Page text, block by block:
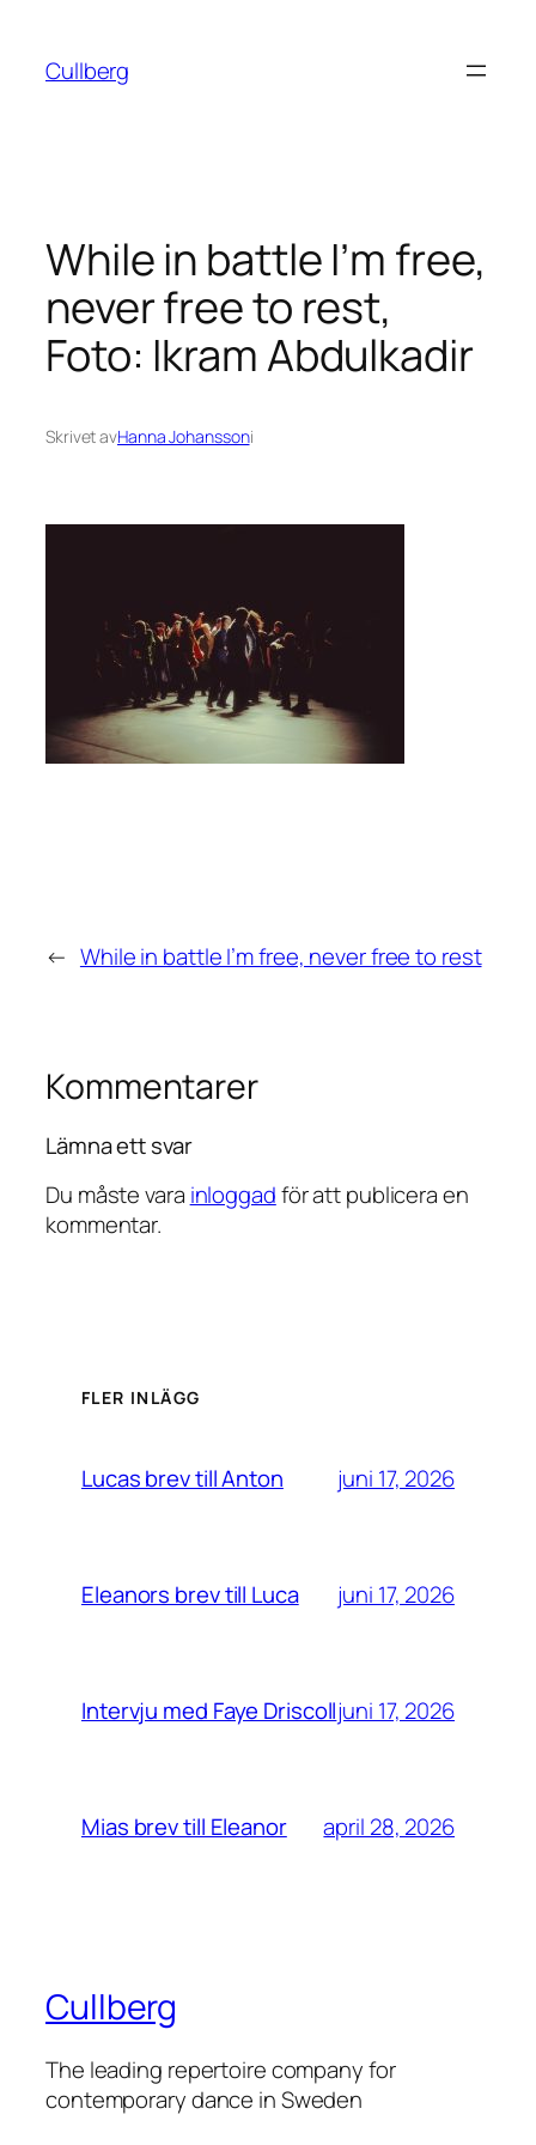
innehåll
Cullberg
While in battle I’m free,
never free to rest,
Foto: Ikram Abdulkadir
Skrivet avHanna Johanssoni
← While in battle I’m free, never free to rest
Kommentarer
Lämna ett svar
Du måste vara inloggadför att publicera en
kommentar.
FLER INLÄGG
Lucas brev till Anton juni 17, 2026
Eleanors brev till Luca juni 17, 2026
Intervju med Faye Driscolljuni 17, 2026
Mias brev till Eleanor april 28, 2026
Cullberg
The leading repertoire company for
contemporary dance in Sweden